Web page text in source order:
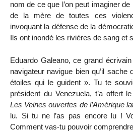
nom de ce que l’on peut imaginer
de la mère de toutes ces
invoquant la défense de la
Ils ont inondé les rivières de sang et
Eduardo Galeano, ce grand
navigateur navigue bien qu’il sache
étoiles qui le guident ». Tu te
président du Venezuela, t’a offert
Les Veines ouvertes de l’Amérique
lu. Si tu ne l’as pas encore lu !
Comment vas-tu pouvoir